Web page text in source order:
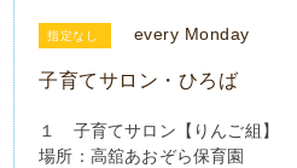
指定なし every Monday
子育てサロン・ひろば
１　子育てサロン【りんご組】
場所：高舘あおぞら保育園